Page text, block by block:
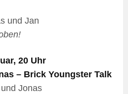
und Jan
20 Uhr
– Brick Youngster Talk
Jonas